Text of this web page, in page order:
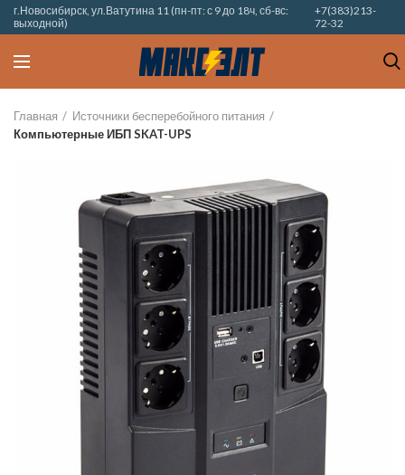
г.Новосибирск, ул.Ватутина 11 (пн-пт: с 9 до 18ч, сб-вс:
выходной)
+7(383)213-
72-32
Главная
Источники бесперебойного питания
Компьютерные ИБП SKAT-UPS